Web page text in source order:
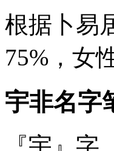
根据卜易
75% ，女
宇非名字